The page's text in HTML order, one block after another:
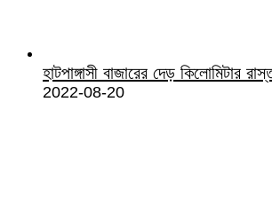
হাটপাঙ্গাসী বাজারের দেড় কিলোমিটার
2022-08-20